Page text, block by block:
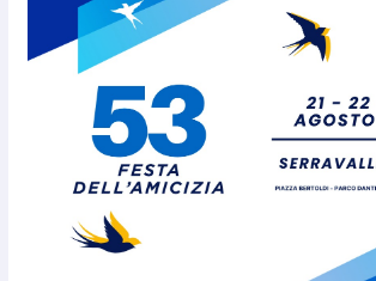
Caccuri celebra
cittadinanza
della città e premio
7 Agosto 2026
Anche la FSGC
partnership tra